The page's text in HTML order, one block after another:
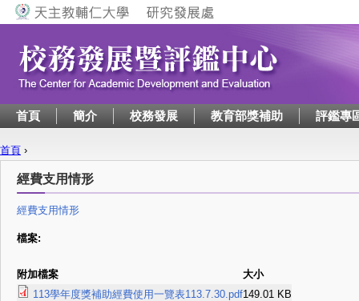
Jump to navigation
首頁 簡介 校務發展 教育部獎補助 評鑑專
您在這裡
首頁 ›
經費支用情形
經費支用情形
檔案:
附加檔案
大小
113學年度獎補助經費使用一覽表113.7.30.pdf149.01 KB